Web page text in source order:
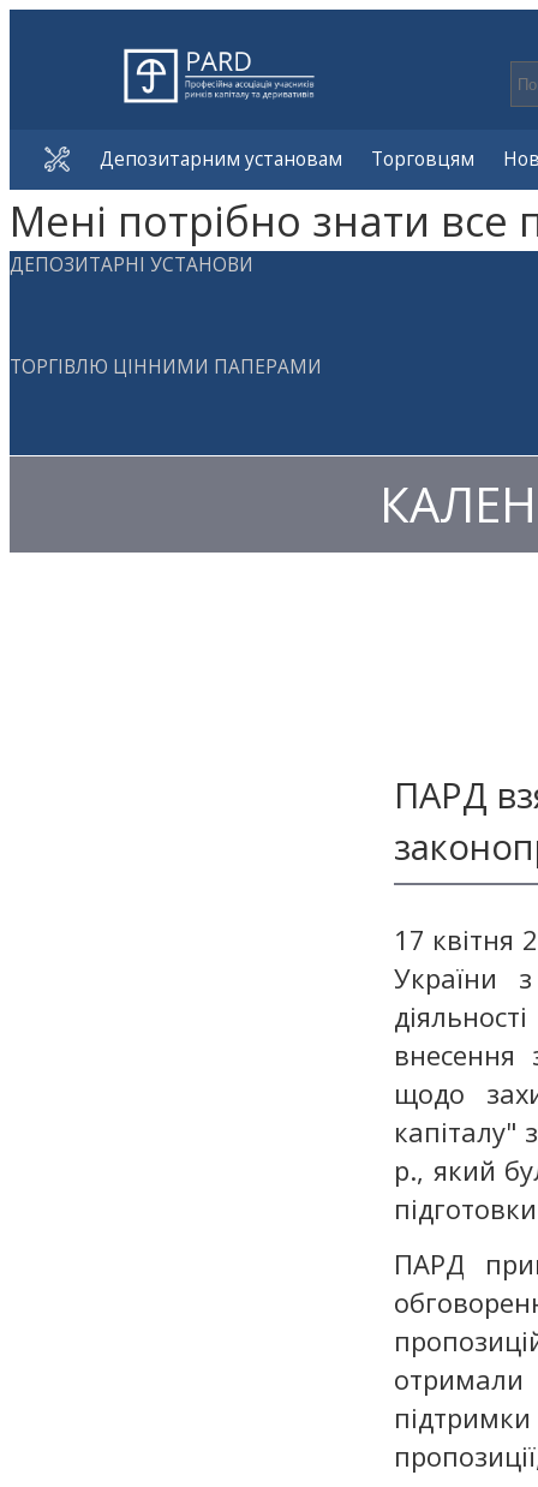
Депозитарним установам Торговцям
Мені потрібно знати все
ДЕПОЗИТАРНІ УСТАНОВИ
ТОРГІВЛЮ ЦІННИМИ ПАПЕРАМИ
ПАРД
17 квітня
України
внесення
щодо
капіталу"
р., який
ПАРД